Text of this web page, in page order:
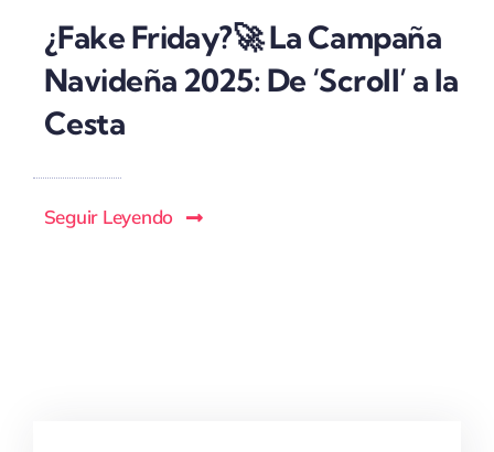
¿Fake Friday?🚀 La Campaña
Navideña 2025: De ‘Scroll’ a la
Cesta
Seguir Leyendo